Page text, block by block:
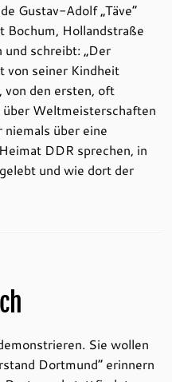
Gustav-Adolf „Täve“
Bochum, Hollandstraße
schreibt: „Der
von seiner Kindheit
von den ersten, oft
Weltmeisterschaften
über eine
DDR sprechen, in
und wie dort der
Sie wollen
Dortmund“ erinnern